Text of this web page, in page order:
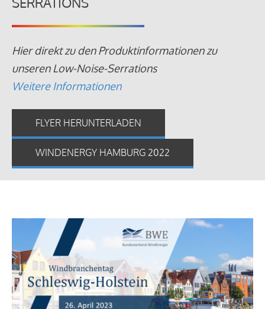
Hier direkt zu den Produktinformationen zu
unseren Low-Noise-Serrations
Weitere Informationen
FLYER HERUNTERLADEN
WINDENERGY HAMBURG 2022